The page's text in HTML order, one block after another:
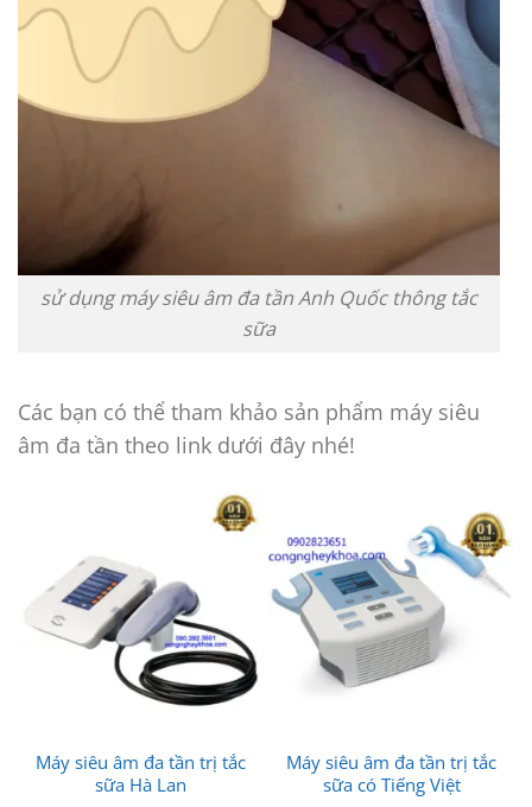
sử dụng máy siêu âm đa tần Anh Quốc thông tắc
sữa
Các bạn có thể tham khảo sản phẩm máy siêu
âm đa tần theo link dưới đây nhé!
Máy siêu âm đa tần trị tắc
sữa Hà Lan
Máy siêu âm đa tần trị tắc
sữa có Tiếng Việt